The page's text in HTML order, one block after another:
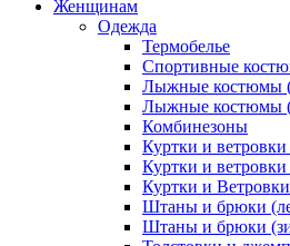
Женщинам
Одежда
Термобелье
Спортивные
Лыжные костюмы
Лыжные костюмы
Комбинезоны
Куртки и ветровки
Куртки и ветровки
Куртки и
Штаны и брюки
Штаны и брюки